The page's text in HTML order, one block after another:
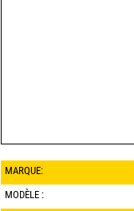
MARQUE:
MODÈLE :